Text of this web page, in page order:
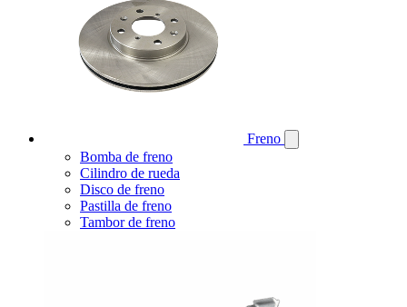
Freno
Bomba de freno
Cilindro de rueda
Disco de freno
Pastilla de freno
Tambor de freno